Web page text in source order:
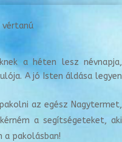
vértanú
a héten lesz névnapja,
A jó Isten áldása legyen
az egész Nagytermet,
a segítségeteket, aki
a pakolásban!